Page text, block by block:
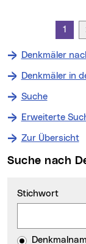
Weitere 1
Denkmäler
Denkmäler in
Suche
Erweiterte
Zur Übersicht
Suche nach
Stichwort